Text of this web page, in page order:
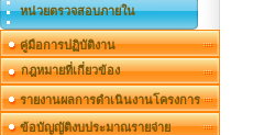
หน่วยตรวจสอบภายใน
คู่มือการปฏิบัติงาน
กฎหมายที่เกี่ยวข้อง
รายงานผลการดำเนินงานโครงการ
ข้อบัญญัติงบประมาณรายจ่าย